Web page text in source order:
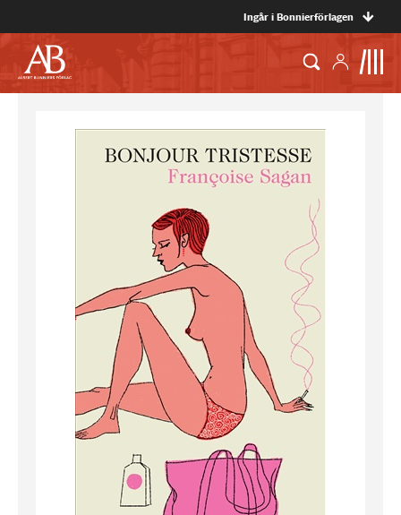
Ingår i Bonnierförlagen